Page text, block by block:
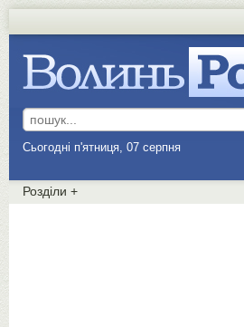
Сьогодні п'ятниця, 07 серпня
Розділи +